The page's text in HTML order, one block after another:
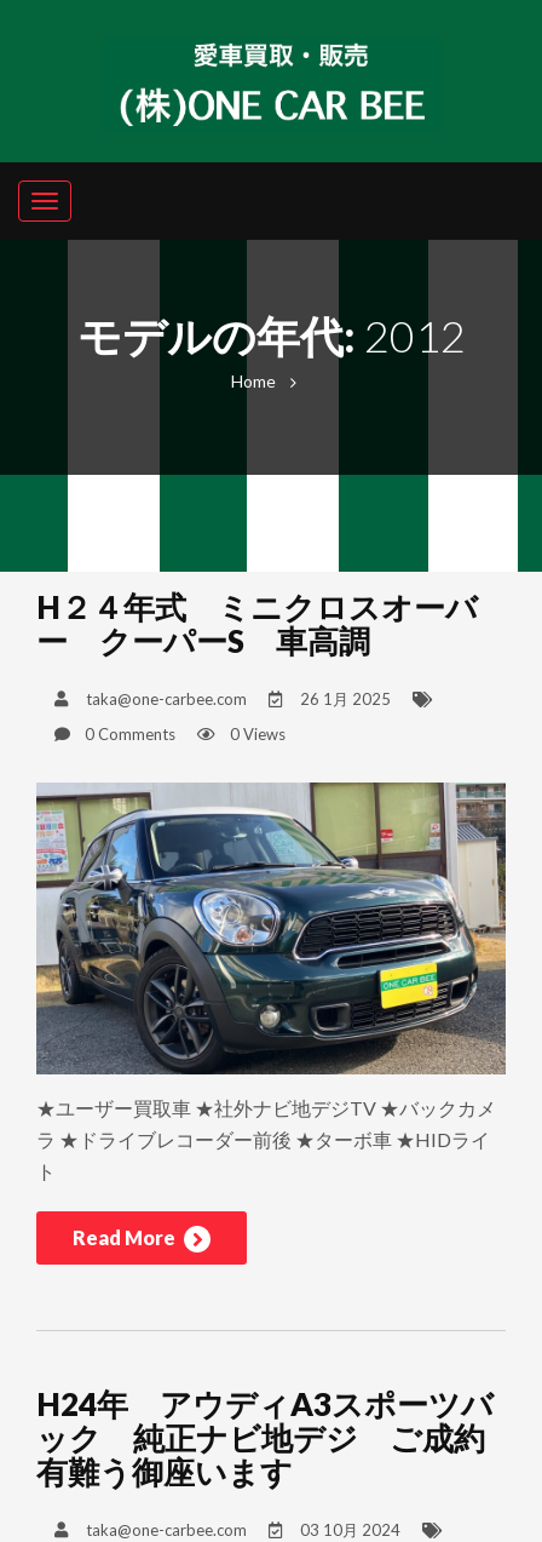
モデルの年代: 2012
Home
H２４年式 ミニクロスオーバ
ー クーパーS 車高調
taka@one-carbee.com
26 1月 2025
0 Comments
0 Views
★ユーザー買取車 ★社外ナビ地デジTV ★バックカメ
ラ ★ドライブレコーダー前後 ★ターボ車 ★HIDライ
ト
Read More
H24年 アウディA3スポーツバ
ック 純正ナビ地デジ ご成約
有難う御座います
taka@one-carbee.com
03 10月 2024